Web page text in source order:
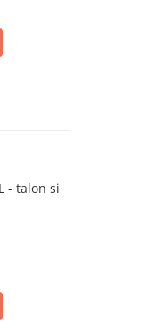
- talon si